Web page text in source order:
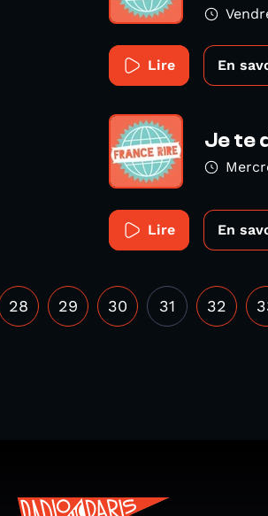
Lire En
Je te
Lire En
28 29 30 31 32